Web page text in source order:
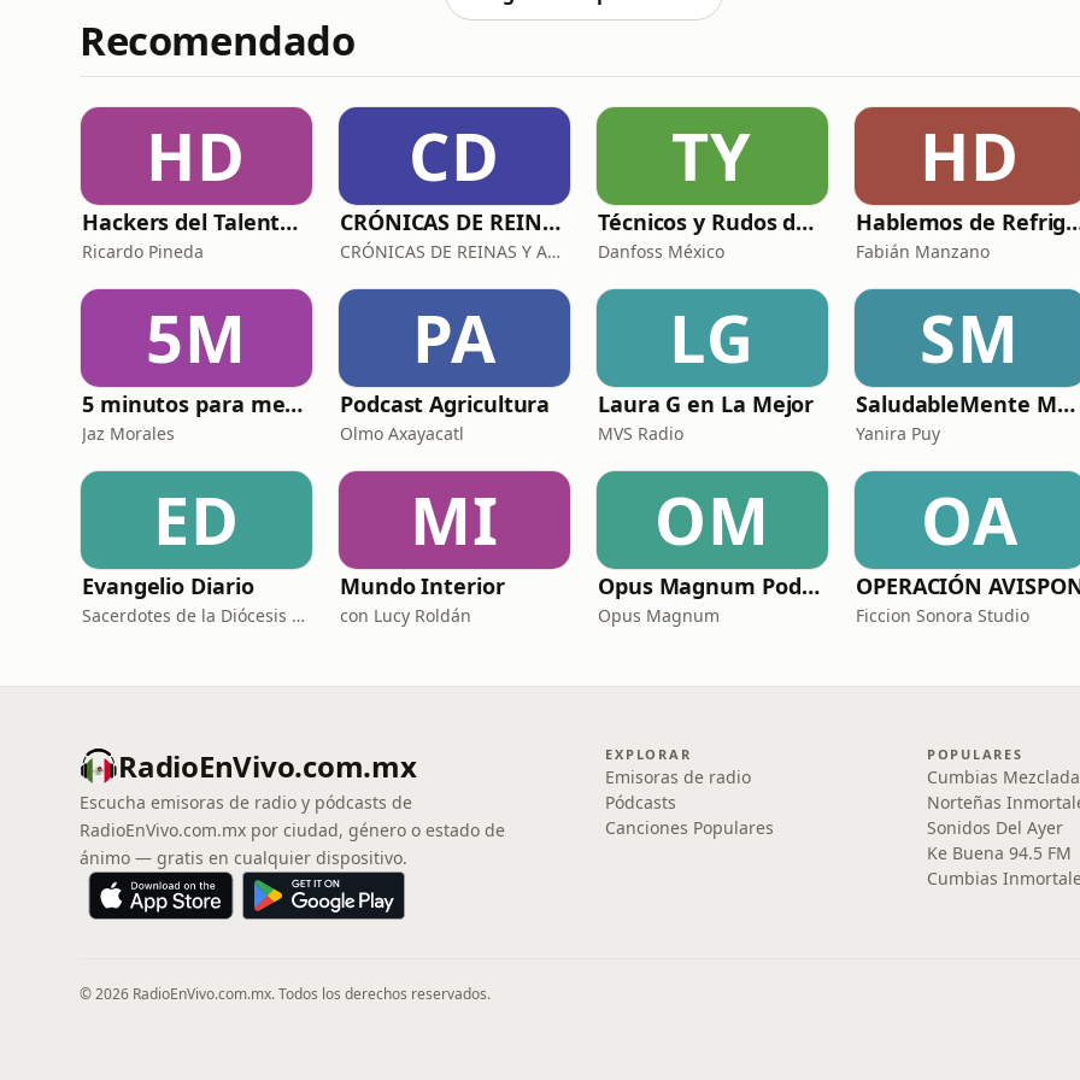
Recomendado
HD
Hackers del Talento con Ricardo Pineda
Ricardo Pineda
CD
CRÓNICAS DE REINAS Y ASESINAS
CRÓNICAS DE REINAS Y ASESINAS
TY
Técnicos y Rudos de la Refrigeración
Danfoss México
HD
Hablemos de
Fabián Manzano
5M
5 minutos para meditar con Dios
Jaz Morales
PA
Podcast Agricultura
Olmo Axayacatl
LG
Laura G en La Mejor
MVS Radio
SM
SaludableMente Mujer
Yanira Puy
ED
Evangelio Diario
Sacerdotes de la Diócesis de Zamora
MI
Mundo Interior
con Lucy Roldán
OM
Opus Magnum Podcast
Opus Magnum
OA
OPERACIÓN
Ficcion Sonora Studio
RadioEnVivo.com.mx
Escucha emisoras de radio y pódcasts de
RadioEnVivo.com.mx por ciudad, género o estado de
ánimo — gratis en cualquier dispositivo.
EXPLORAR
Emisoras de radio
Pódcasts
Canciones Populares
POPULARES
Cumbias
Norteñas
Sonidos Del Ayer
Ke Buena 94.5 FM
Cumbias
© 2026 RadioEnVivo.com.mx. Todos los derechos reservados.